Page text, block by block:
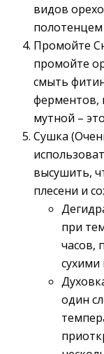
видов
Промойте
промойте
смыть
ферментов,
мутной –
Сушка
высушить,
плесени и
при
часов,
сухими
один